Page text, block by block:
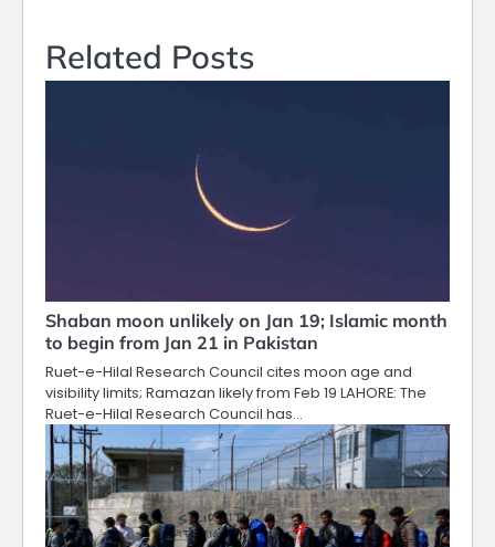
Related Posts
Shaban moon unlikely on Jan 19; Islamic month
to begin from Jan 21 in Pakistan
Ruet-e-Hilal Research Council cites moon age and
visibility limits; Ramazan likely from Feb 19 LAHORE: The
Ruet-e-Hilal Research Council has…